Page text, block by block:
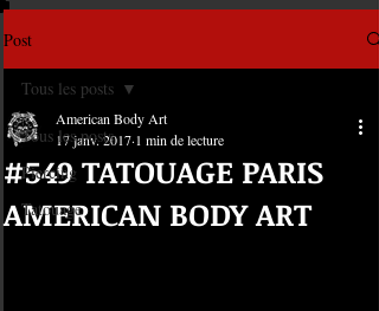
Post
Tous les posts
Piercing
Tatouage
Tous les posts
#549 TATOUAGE PARIS
AMERICAN BODY ART
American Body Art
17 janv. 2017 1 min de lecture